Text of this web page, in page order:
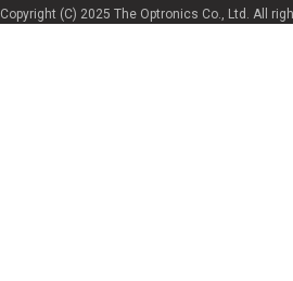
Copyright (C) 2025 The Optronics Co., Ltd. All